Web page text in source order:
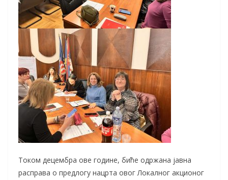
Током децембра ове године, биће одржана јавна
расправа о предлогу нацрта овог Локалног акционог